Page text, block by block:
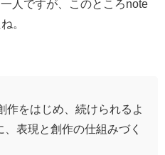
人ですが、
このところnote
。
作をはじめ、続けられるよ
、表現と創作の仕組みづく